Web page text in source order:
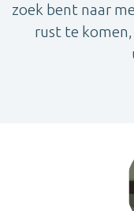
zoek bent naar
rust te